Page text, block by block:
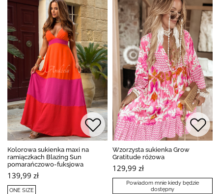
Kolorowa sukienka maxi na
ramiączkach Blazing Sun
pomarańczowo-fuksjowa
139,99 zł
ONE SIZE
Wzorzysta sukienka Grow
Gratitude różowa
129,99 zł
Powiadom mnie kiedy będzie
dostępny